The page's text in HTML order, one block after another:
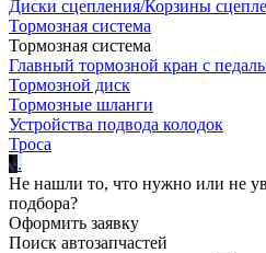
Диски сцепления/Корзины
Тормозная система
Тормозная система
Главный тормозной кран с
Тормозной диск
Тормозные шланги
Устройства подвода колодок
Троса
...
Не нашли то, что нужно или не
подбора?
Оформить заявку
Поиск автозапчастей